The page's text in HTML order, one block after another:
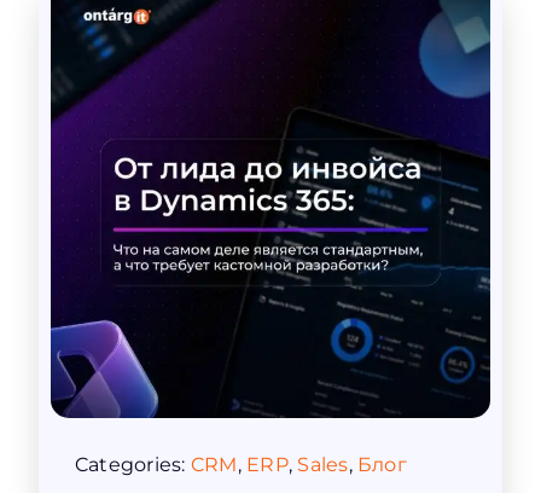
Categories: CRM, ERP, Sales, Блог